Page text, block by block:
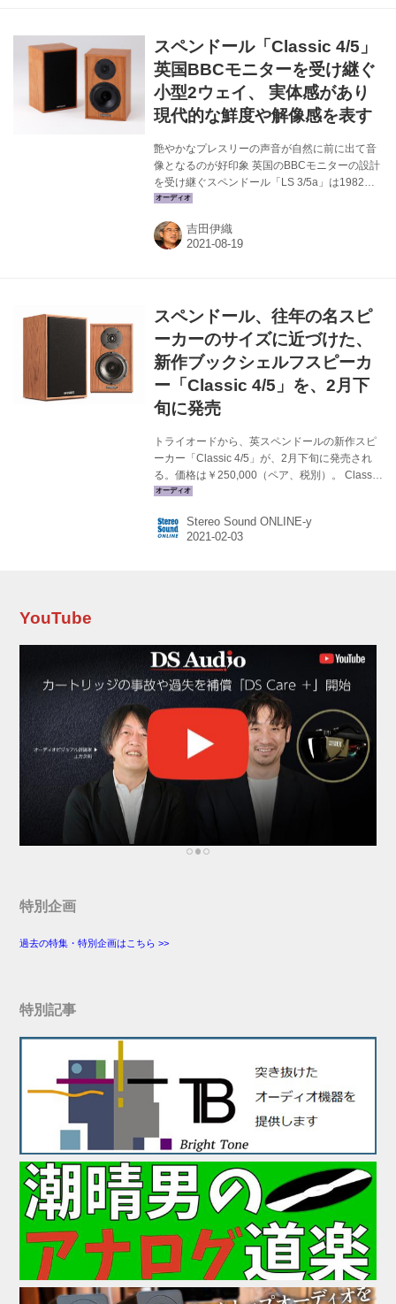
揃うトライオードブース。なかでも、メカ好き
オーディオファンの視線を釘付けにする新ブラ
ンド HiFI ROSEのプリメインアンプは要チェッ
クです。英国のスピーカーブラ...
スペンドール「Classic 4/5」
英国BBCモニターを受け継ぐ
小型2ウェイ、 実体感があり
現代的な鮮度や解像感を表す
艶やかなプレスリーの声音が自然に前に出て音
像となるのが好印象 英国のBBCモニターの設計
を受け継ぐスペンドール「LS 3/5a」は1982年
に登場し、ウーファーは11㎝径だった。1998年
3/5」が登場。ウーファーは14㎝径となり、低域
のゆとりが増し、力強い音を放射できるように
ダンプ剤の厚塗りは見られない。ソフトドーム
トゥイーターは、2.2㎝径のワイドエッジ型であ
る。 それと同じユニット構成を採り、バッフ...
吉田伊織
スペンドール、往年の名スピ
ーカーのサイズに近づけた、
新作ブックシェルフスピーカ
ー「Classic 4/5」を、2月下
旬に発売
トライオードから、英スペンドールの新作スピ
ーカー「Classic 4/5」が、2月下旬に発売され
る。価格は￥250,000（ペア、税別）。 Classic
4/5は、2017年に同社より発売された新Classic
となる製品。シリーズの原点とも言える、英国
BBCのモニタースピーカー「LS3/5a」に近い寸
Stereo Sound ONLINE-y
YouTube
特別企画
過去の特集・特別企画はこちら >>
特別記事